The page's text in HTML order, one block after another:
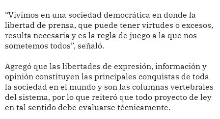
“Vivimos en una sociedad democrática en donde la
libertad de prensa, que puede tener virtudes o excesos,
resulta necesaria y es la regla de juego a la que nos
sometemos todos”, señaló.
Agregó que las libertades de expresión, información y
opinión constituyen las principales conquistas de toda
la sociedad en el mundo y son las columnas vertebrales
del sistema, por lo que reiteró que todo proyecto de ley
en tal sentido debe evaluarse técnicamente.